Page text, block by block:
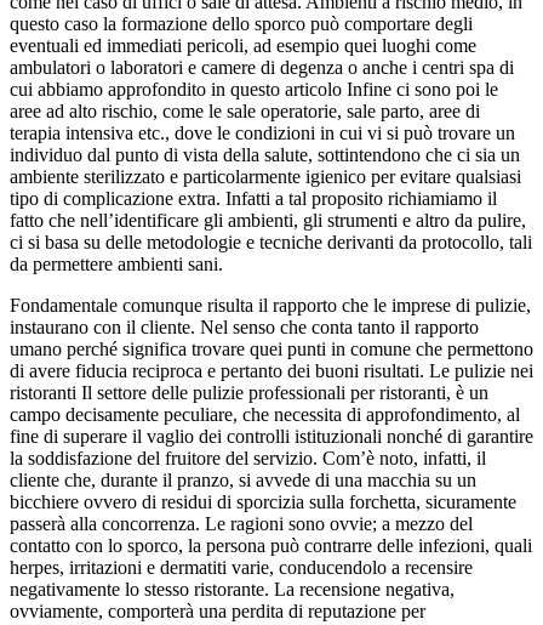
questo caso la formazione dello sporco può comportare degli
eventuali ed immediati pericoli, ad esempio quei luoghi come
ambulatori o laboratori e camere di degenza o anche i centri spa di
cui abbiamo approfondito in questo articolo Infine ci sono poi le
aree ad alto rischio, come le sale operatorie, sale parto, aree di
terapia intensiva etc., dove le condizioni in cui vi si può trovare un
individuo dal punto di vista della salute, sottintendono che ci sia un
ambiente sterilizzato e particolarmente igienico per evitare qualsiasi
tipo di complicazione extra. Infatti a tal proposito richiamiamo il
fatto che nell’identificare gli ambienti, gli strumenti e altro da pulire,
ci si basa su delle metodologie e tecniche derivanti da protocollo, tali
da permettere ambienti sani.
Fondamentale comunque risulta il rapporto che le imprese di pulizie,
instaurano con il cliente. Nel senso che conta tanto il rapporto
umano perché significa trovare quei punti in comune che permettono
di avere fiducia reciproca e pertanto dei buoni risultati. Le pulizie nei
ristoranti Il settore delle pulizie professionali per ristoranti, è un
campo decisamente peculiare, che necessita di approfondimento, al
fine di superare il vaglio dei controlli istituzionali nonché di garantire
la soddisfazione del fruitore del servizio. Com’è noto, infatti, il
cliente che, durante il pranzo, si avvede di una macchia su un
bicchiere ovvero di residui di sporcizia sulla forchetta, sicuramente
passerà alla concorrenza. Le ragioni sono ovvie; a mezzo del
contatto con lo sporco, la persona può contrarre delle infezioni, quali
herpes, irritazioni e dermatiti varie, conducendolo a recensire
negativamente lo stesso ristorante. La recensione negativa,
ovviamente, comporterà una perdita di reputazione per